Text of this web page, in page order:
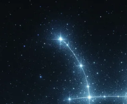
Opening https://